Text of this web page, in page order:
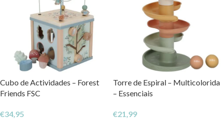
Cubo de Actividades – Forest
Friends FSC
€34,95
Torre de Espiral – Multicolorida
– Essenciais
€21,99